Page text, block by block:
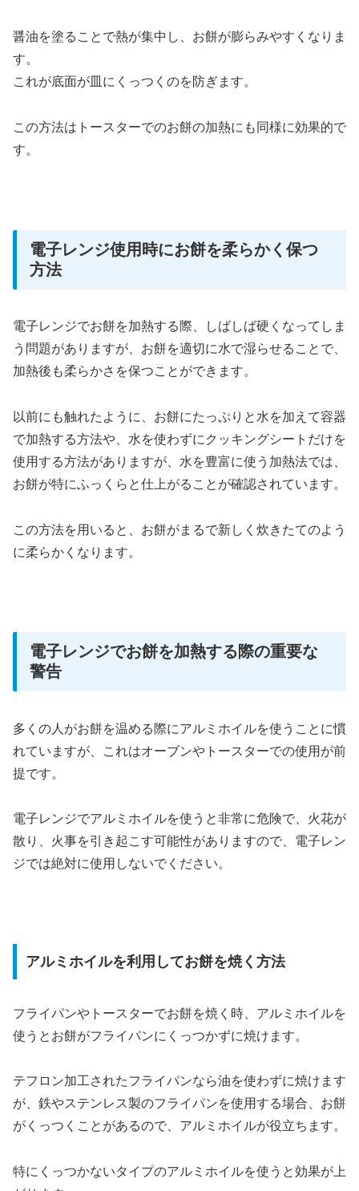
醤油を塗ることで熱が集中し、お餅が膨らみやすくなりま
す。
これが底面が皿にくっつくのを防ぎます。
この方法はトースターでのお餅の加熱にも同様に効果的で
す。
電子レンジ使用時にお餅を柔らかく保つ
方法
電子レンジでお餅を加熱する際、しばしば硬くなってしま
う問題がありますが、お餅を適切に水で湿らせることで、
加熱後も柔らかさを保つことができます。
以前にも触れたように、お餅にたっぷりと水を加えて容器
で加熱する方法や、水を使わずにクッキングシートだけを
使用する方法がありますが、水を豊富に使う加熱法では、
お餅が特にふっくらと仕上がることが確認されています。
この方法を用いると、お餅がまるで新しく炊きたてのよう
に柔らかくなります。
電子レンジでお餅を加熱する際の重要な
警告
多くの人がお餅を温める際にアルミホイルを使うことに慣
れていますが、これはオーブンやトースターでの使用が前
提です。
電子レンジでアルミホイルを使うと非常に危険で、火花が
散り、火事を引き起こす可能性がありますので、電子レン
ジでは絶対に使用しないでください。
アルミホイルを利用してお餅を焼く方法
フライパンやトースターでお餅を焼く時、アルミホイルを
使うとお餅がフライパンにくっつかずに焼けます。
テフロン加工されたフライパンなら油を使わずに焼けます
が、鉄やステンレス製のフライパンを使用する場合、お餅
がくっつくことがあるので、アルミホイルが役立ちます。
特にくっつかないタイプのアルミホイルを使うと効果が上